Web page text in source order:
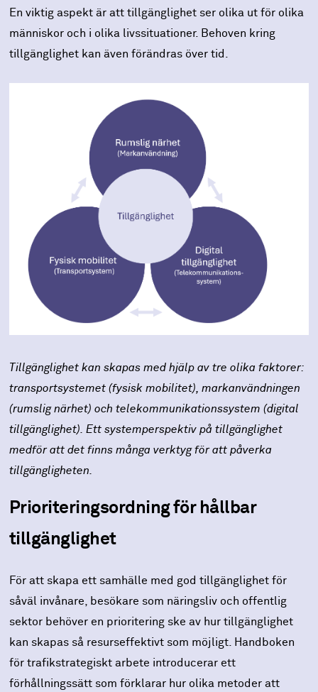
En viktig aspekt är att tillgänglighet ser olika ut för olika
människor och i olika livssituationer. Behoven kring
tillgänglighet kan även förändras över tid.
Tillgänglighet kan skapas med hjälp av tre olika faktorer:
transportsystemet (fysisk mobilitet), markanvändningen
(rumslig närhet) och telekommunikationssystem (digital
tillgänglighet). Ett systemperspektiv på tillgänglighet
medför att det finns många verktyg för att påverka
tillgängligheten.
Prioriteringsordning för hållbar
tillgänglighet
För att skapa ett samhälle med god tillgänglighet för
såväl invånare, besökare som näringsliv och offentlig
sektor behöver en prioritering ske av hur tillgänglighet
kan skapas så resurseffektivt som möjligt. Handboken
för trafikstrategiskt arbete introducerar ett
förhållningssätt som förklarar hur olika metoder att